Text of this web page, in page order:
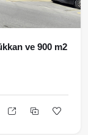
ve 900 m2